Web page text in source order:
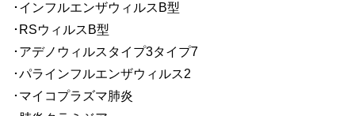
･インフルエンザウィルスB型
･RSウィルスB型
･アデノウィルスタイプ3タイプ7
･パラインフルエンザウィルス2
･マイコプラズマ肺炎